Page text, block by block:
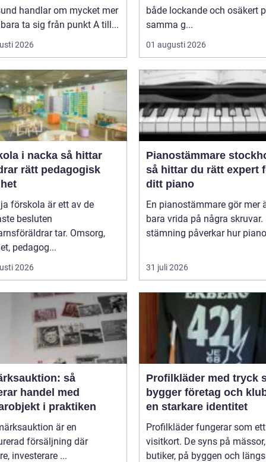
handlar om mycket mer
ta sig från punkt A till...
2026
både lockande och osäkert
samma g...
01 augusti 2026
i nacka så hittar
rätt pedagogisk
förskola är ett av de
besluten
tar. Omsorg,
pedagog...
2026
Pianostämmare
så hittar du rätt expert
ditt piano
En pianostämmare gör mer
bara vrida på några skruvar.
stämning påverkar hur
31 juli 2026
så
handel med
i praktiken
är en
försäljning där
investerare ...
Profilkläder med tryck så
bygger företag och
en starkare identitet
Profilkläder fungerar som
visitkort. De syns på
butiker, på byggen och